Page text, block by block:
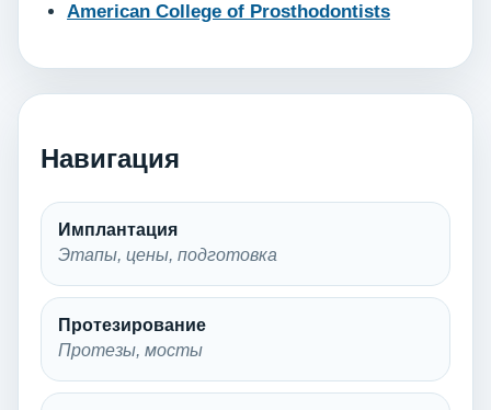
American College of Prosthodontists
Навигация
Имплантация
Этапы, цены, подготовка
Протезирование
Протезы, мосты